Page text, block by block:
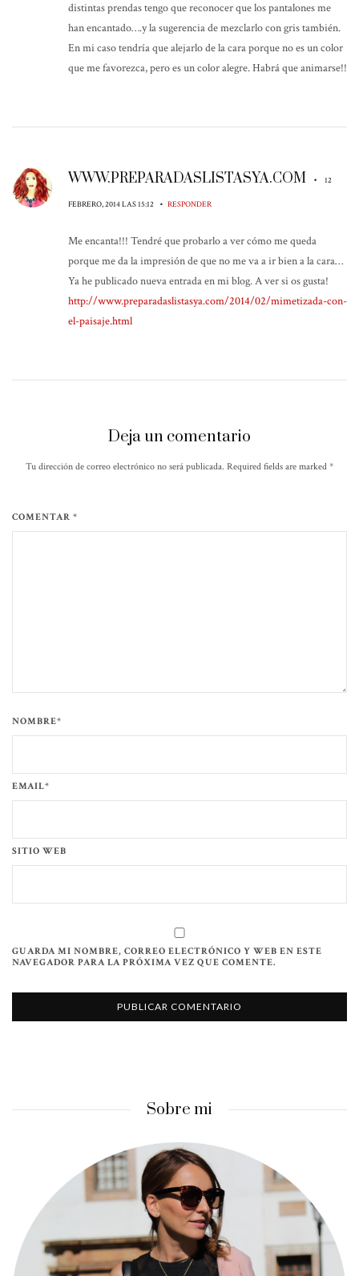
distintas prendas tengo que reconocer que los pantalones me
han encantado….y la sugerencia de mezclarlo con gris también.
En mi caso tendría que alejarlo de la cara porque no es un color
que me favorezca, pero es un color alegre. Habrá que animarse!!
WWW.PREPARADASLISTASYA.COM • 12
FEBRERO, 2014 LAS 15:12 • RESPONDER
Me encanta!!! Tendré que probarlo a ver cómo me queda
porque me da la impresión de que no me va a ir bien a la cara…
Ya he publicado nueva entrada en mi blog. A ver si os gusta!
http://www.preparadaslistasya.com/2014/02/mimetizada-con-
el-paisaje.html
Deja un comentario
Tu dirección de correo electrónico no será publicada. Required fields are marked *
COMENTAR *
NOMBRE*
EMAIL*
SITIO WEB
GUARDA MI NOMBRE, CORREO ELECTRÓNICO Y WEB EN ESTE
NAVEGADOR PARA LA PRÓXIMA VEZ QUE COMENTE.
Sobre mi